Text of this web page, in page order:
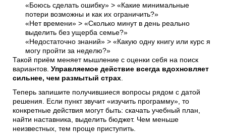
«Боюсь сделать ошибку» > «Какие минимальные
потери возможны и как их ограничить?»
«Нет времени» > «Сколько минут в день реально
выделить без ущерба семье?»
«Недостаточно знаний» > «Какую одну книгу или курс я
могу пройти за неделю?»
Такой приём меняет мышление с оценки себя на поиск
вариантов. Управляемое действие всегда вдохновляет
сильнее, чем размытый страх
Теперь запишите получившиеся вопросы рядом с датой
решения. Если пункт звучит «изучить программу», то
конкретные действия могут быть: скачать учебный план,
найти наставника, выделить бюджет. Чем меньше
неизвестных, тем проще приступить.